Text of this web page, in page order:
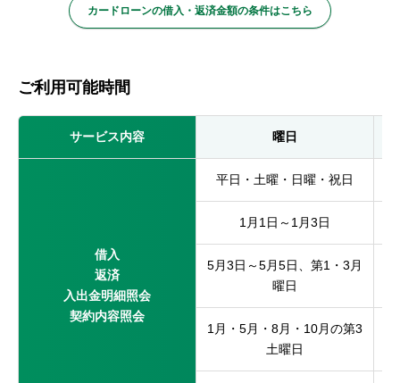
カードローンの借入・返済金額の条件はこちら
ご利用可能時間
サービス内容 曜日
借入
返済
入出金明細照会
契約内容照会
平日・土曜・日曜・祝日
1月1日～1月3日
5月3日～5月5日、第1・3月
曜日
1月・5月・8月・10月の第3
土曜日